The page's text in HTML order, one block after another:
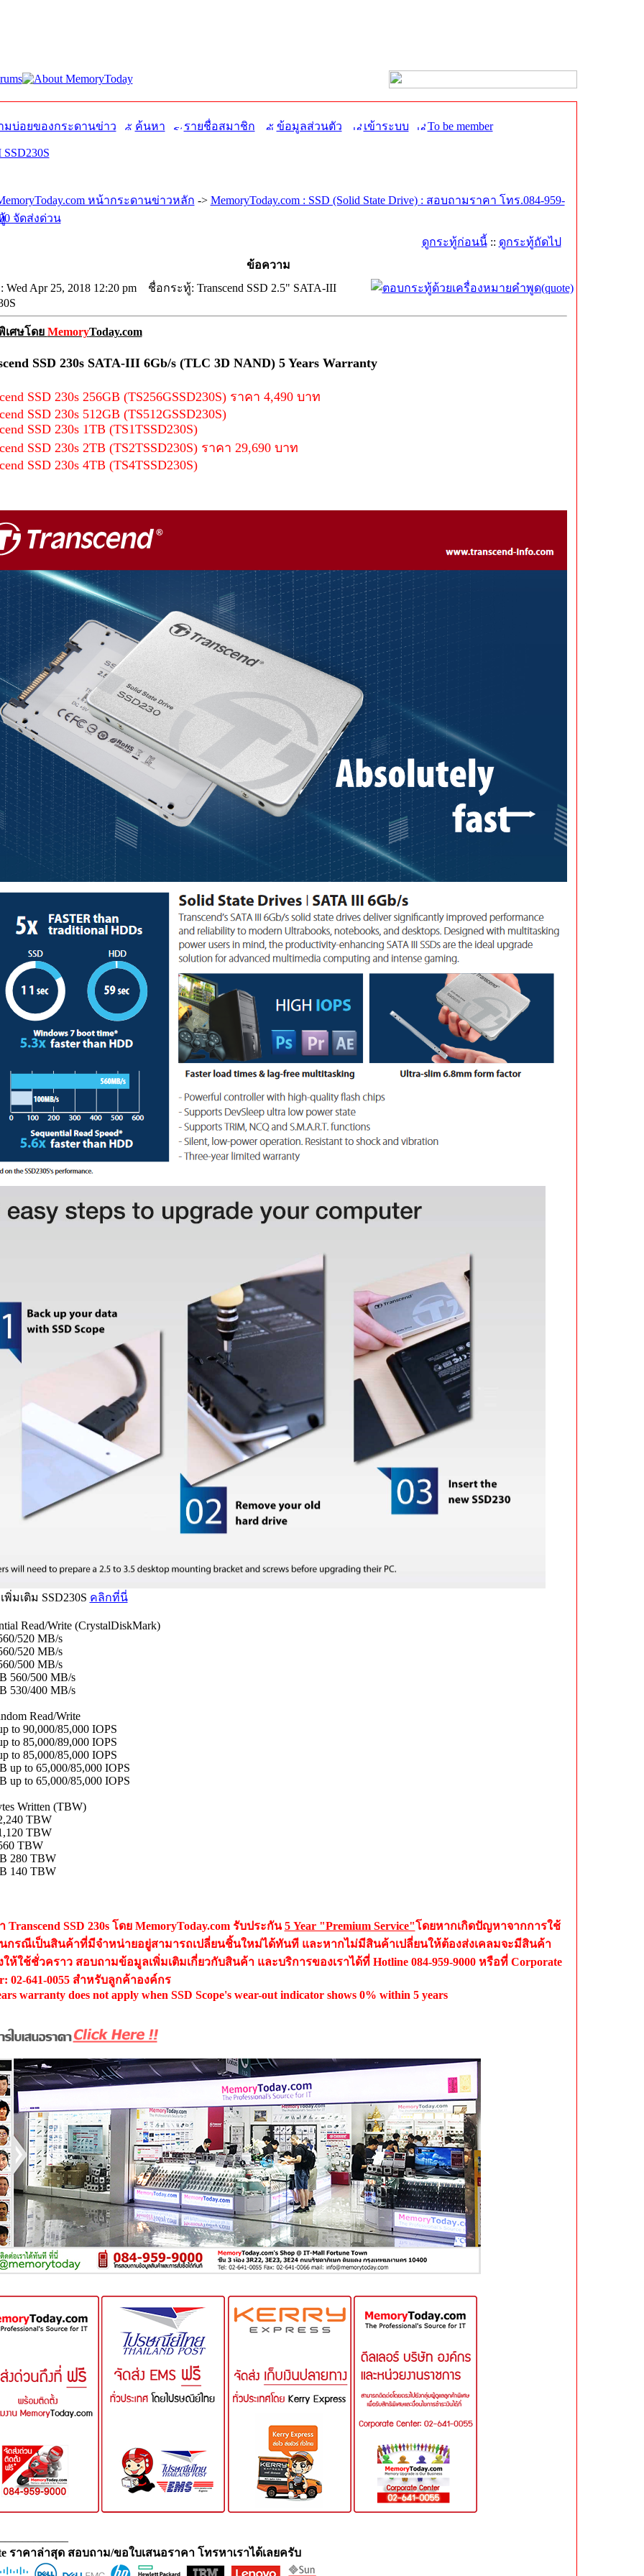
มบ่อยของกระดานข่าว ค้นหา รายชื่อสมาชิก ข้อมูลส่วนตัว เข้าระบบ To be member
หน้ากระดานข่าวหลัก -> MemoryToday.com : SSD (Solid State Drive) : สอบถามราคา โทร.084-959-
จัดส่งด่วน
ดูกระทู้ก่อนนี้:: ดูกระทู้ถัดไป
ข้อความ
Wed Apr 25, 2018 12:20 pm
ชื่อกระทู้: Transcend SSD 2.5" SATA-III
เศษโดย MemoryToday.com
SSD 230s SATA-III 6Gb/s (TLC 3D NAND) 5 Years Warranty
SSD 230s 256GB (TS256GSSD230S) ราคา 4,490 บาท
SSD 230s 512GB (TS512GSSD230S)
SSD 230s 1TB (TS1TSSD230S)
SSD 230s 2TB (TS2TSSD230S) ราคา 29,690 บาท
SSD 230s 4TB (TS4TSSD230S)
มเติม SSD230S คลิกที่นี่
Read/Write (CrystalDiskMark)
520 MB/s
520 MB/s
500 MB/s
560/500 MB/s
530/400 MB/s
Read/Write
to 90,000/85,000 IOPS
to 85,000/89,000 IOPS
to 85,000/85,000 IOPS
up to 65,000/85,000 IOPS
up to 65,000/85,000 IOPS
Written (TBW)
TBW
TBW
TBW
280 TBW
140 TBW
Transcend SSD 230s โดย MemoryToday.com รับประกัน5 Year "Premium Service"โดยหากเกิดปัญหาจากการใช้
กรณีเป็นสินค้าที่มีจำหน่ายอยู่สามารถเปลี่ยนชิ้นใหม่ได้ทันที และหากไม่มีสินค้าเปลี่ยนให้ต้องส่งเคลมจะมีสินค้า
ให้ใช้ชั่วคราว สอบถามข้อมูลเพิ่มเติมเกี่ยวกับสินค้า และบริการของเราได้ที่ Hotline 084-959-9000 หรือที่ Corporate
02-641-0055 สำหรับลูกค้าองค์กร
warranty does not apply when SSD Scope's wear-out indicator shows 0% within 5 years
ราคาล่าสุด สอบถาม/ขอใบเสนอราคา โทรหาเราได้เลยครับ